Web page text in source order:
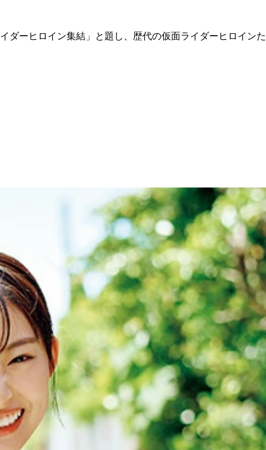
ダーヒロイン集結」と題し、歴代の仮面ライダーヒロインた